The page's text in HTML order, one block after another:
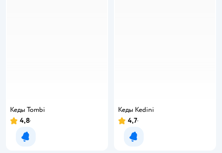
Кеды Tombi
4,8
Уведомить о появлении
Кеды Kedini
4,7
Уведомить о появлении